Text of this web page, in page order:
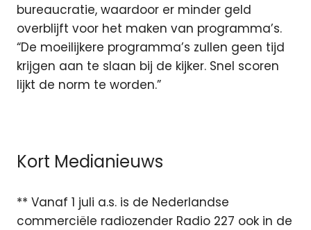
bureaucratie, waardoor er minder geld
overblijft voor het maken van programma’s.
“De moeilijkere programma’s zullen geen tijd
krijgen aan te slaan bij de kijker. Snel scoren
lijkt de norm te worden.”
Kort Medianieuws
** Vanaf 1 juli a.s. is de Nederlandse
commerciële radiozender Radio 227 ook in de